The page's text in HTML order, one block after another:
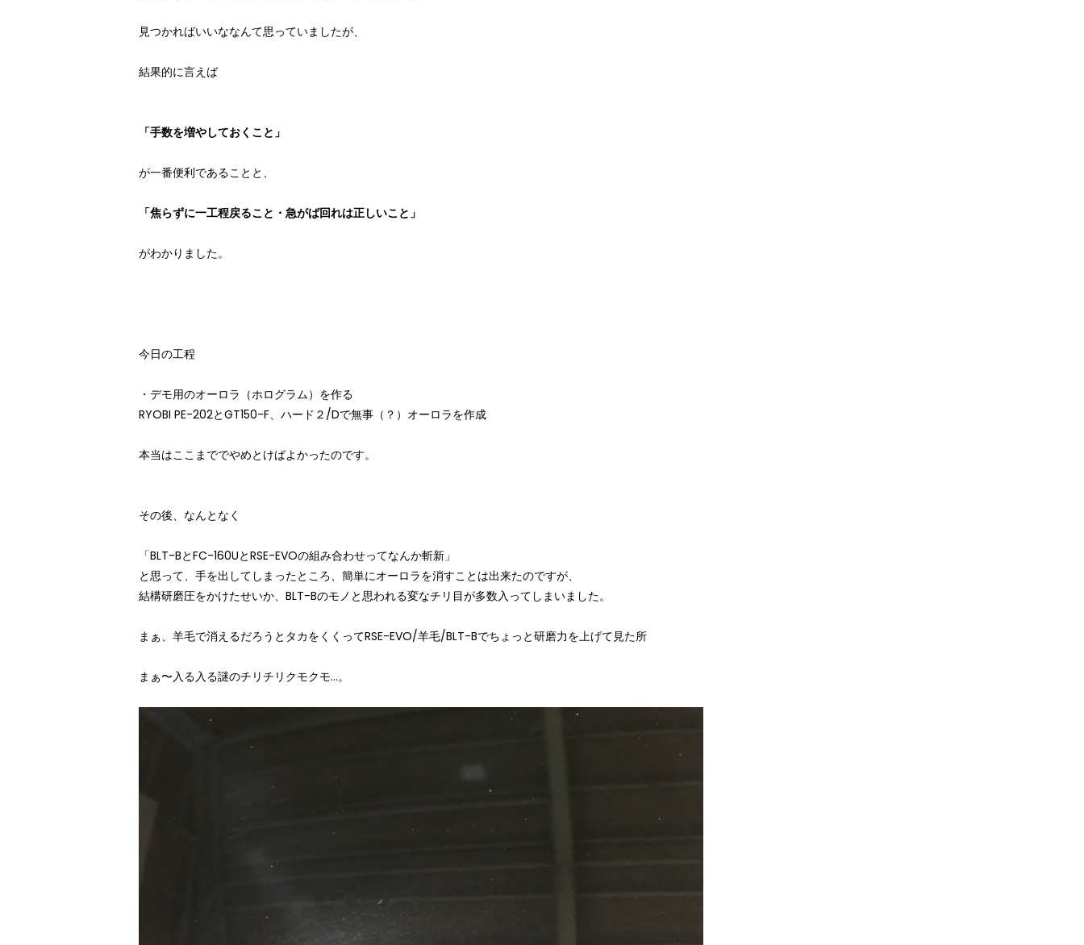
見つかればいいななんて思っていましたが、
結果的に言えば
「手数を増やしておくこと」
が一番便利であることと、
「焦らずに一工程戻ること・急がば回れは正しいこと」
がわかりました。
今日の工程
・デモ用のオーロラ（ホログラム）を作る
RYOBI PE-202とGT150-F、ハード２/Dで無事（？）オーロラを作成
本当はここまででやめとけばよかったのです。
その後、なんとなく
「BLT-BとFC-160UとRSE-EVOの組み合わせってなんか斬新」
と思って、手を出してしまったところ、簡単にオーロラを消すことは出来たのですが、
結構研磨圧をかけたせいか、BLT-Bのモノと思われる変なチリ目が多数入ってしまいました。
まぁ、羊毛で消えるだろうとタカをくくってRSE-EVO/羊毛/BLT-Bでちょっと研磨力を上げて見た所
まぁ〜入る入る謎のチリチリクモクモ…。